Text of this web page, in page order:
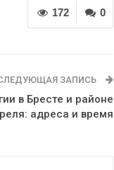
0
172
ЗАПИСЬ
в Бресте и районе
адреса и время